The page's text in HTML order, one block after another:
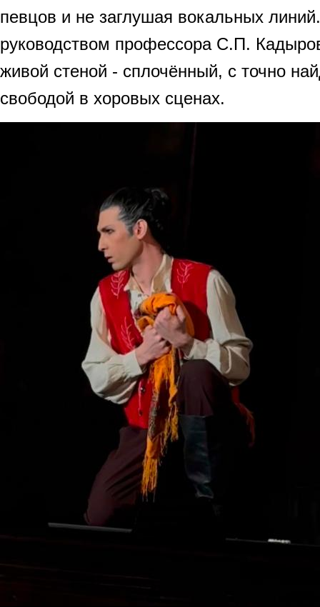
певцов и не заглушая вокальных
руководством профессора С.П.
живой стеной - сплочённый, с точно
свободой в хоровых сценах.